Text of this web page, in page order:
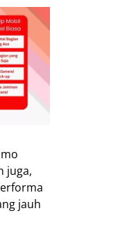
juga,
jauh